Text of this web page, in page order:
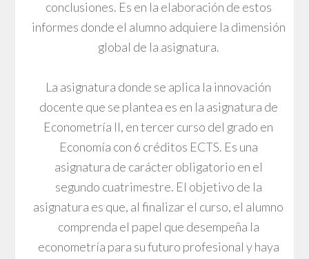
conclusiones. Es en la elaboración de estos
informes donde el alumno adquiere la dimensión
global de la asignatura.
La asignatura donde se aplica la innovación
docente que se plantea es en la asignatura de
Econometría II, en tercer curso del grado en
Economía con 6 créditos ECTS. Es una
asignatura de carácter obligatorio en el
segundo cuatrimestre. El objetivo de la
asignatura es que, al finalizar el curso, el alumno
comprenda el papel que desempeña la
econometría para su futuro profesional y haya